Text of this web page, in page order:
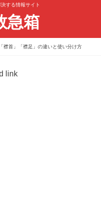
する情報サイト
急箱
襟首」「襟足」の違いと使い分け方
link